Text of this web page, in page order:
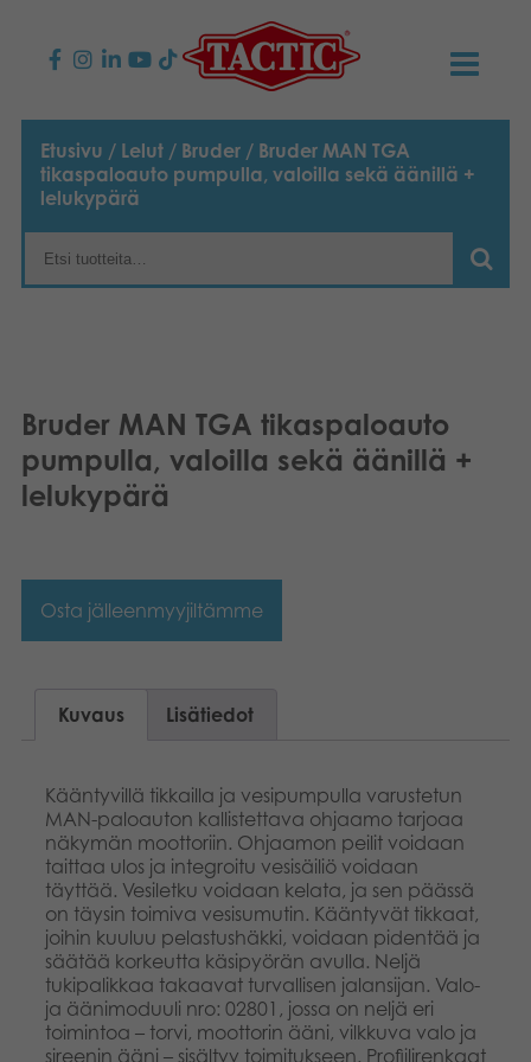
KAUPPA
Lasten pelit
Perhepelit
Palapelit
Lelut
Arkistoidut tuotteet
AJANKOHTAISTA
TACTIC
TarinaReklamaatiot
Sivustot
Medialle
OSTOSKORI
OMA TILI
Etusivu / Lelut / Bruder / Bruder MAN TGA
tikaspaloauto pumpulla, valoilla sekä äänillä +
lelukypärä
Bruder MAN TGA tikaspaloauto
pumpulla, valoilla sekä äänillä +
lelukypärä
Osta jälleenmyyjiltämme
Kuvaus Lisätiedot
Kääntyvillä tikkailla ja vesipumpulla varustetun
MAN-paloauton kallistettava ohjaamo tarjoaa
näkymän moottoriin. Ohjaamon peilit voidaan
taittaa ulos ja integroitu vesisäiliö voidaan
täyttää. Vesiletku voidaan kelata, ja sen päässä
on täysin toimiva vesisumutin. Kääntyvät tikkaat,
joihin kuuluu pelastushäkki, voidaan pidentää ja
säätää korkeutta käsipyörän avulla. Neljä
tukipalikkaa takaavat turvallisen jalansijan. Valo-
ja äänimoduuli nro: 02801, jossa on neljä eri
toimintoa – torvi, moottorin ääni, vilkkuva valo ja
sireenin ääni – sisältyy toimitukseen. Profiilirenkaat